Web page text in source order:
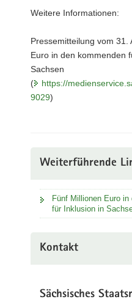
Weitere Informationen:
Pressemitteilung vom 31.
Euro in den kommenden
Sachsen
(
https://
9029)
Weiterführende
Fünf Millionen Euro
für Inklusion in
Kontakt
Sächsisches